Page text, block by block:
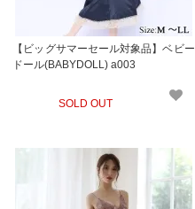
【ビッグサマーセール対象品】ベビー
ドール(BABYDOLL) a003
SOLD OUT